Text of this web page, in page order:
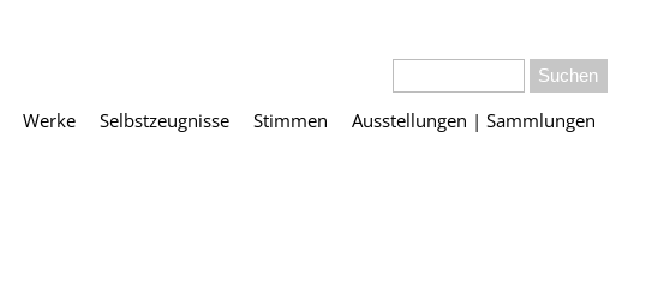
Werke Selbstzeugnisse Stimmen Ausstellungen | Sammlungen